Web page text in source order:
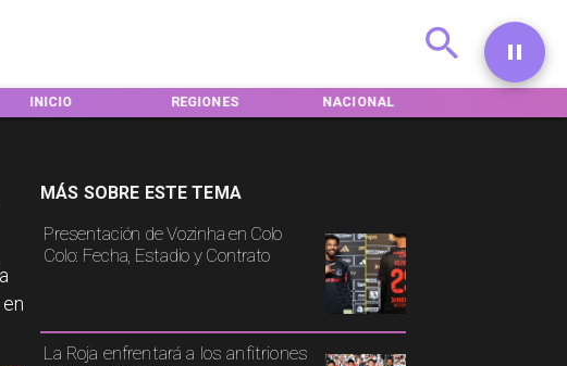
INICIO REGIONES NACIONAL
Presentación de Vozinha en Colo
Colo: Fecha, Estadio y Contrato
La Roja enfrentará a los anfitriones
MÁS SOBRE ESTE TEMA